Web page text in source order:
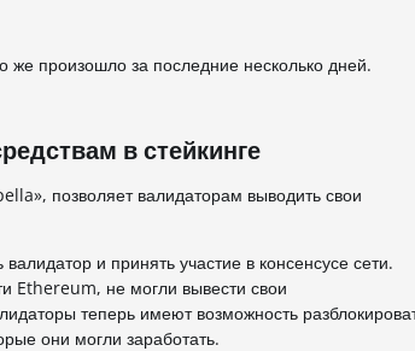
же произошло за последние несколько дней.
в стейкинге
позволяет валидаторам выводить свои
и принять участие в консенсусе сети.
Ethereum, не могли вывести свои
теперь имеют возможность
они могли заработать.